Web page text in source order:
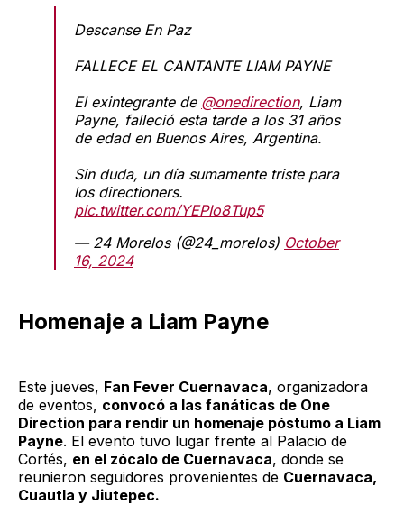
Descanse En Paz
FALLECE EL CANTANTE LIAM PAYNE
El exintegrante de @onedirection, Liam
Payne, falleció esta tarde a los 31 años
de edad en Buenos Aires, Argentina.
Sin duda, un día sumamente triste para
los directioners.
pic.twitter.com/YEPIo8Tup5
— 24 Morelos (@24_morelos) October
16, 2024
Homenaje a Liam Payne
Este jueves, Fan Fever Cuernavaca, organizadora
de eventos, convocó a las fanáticas de One
Direction para rendir un homenaje póstumo a Liam
Payne. El evento tuvo lugar frente al Palacio de
Cortés, en el zócalo de Cuernavaca, donde se
reunieron seguidores provenientes de Cuernavaca,
Cuautla y Jiutepec.